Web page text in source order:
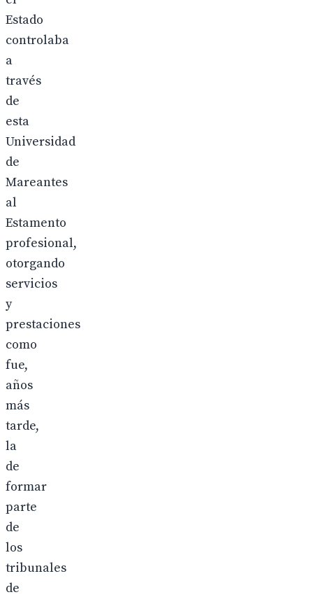
Estado
controlaba
a
través
de
esta
Universidad
de
Mareantes
al
Estamento
profesional,
otorgando
servicios
y
prestaciones
como
fue,
años
más
tarde,
la
de
formar
parte
de
los
tribunales
de